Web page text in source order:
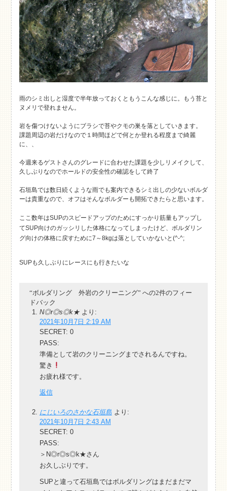
雨のシミ出しと湿度で半年放っておくともうこんな感じに。もう苔と
ヌメリで登れません。
岩を傷つけないようにブラシで苔やクモの巣を落としていきます。
課題周辺の岩だけなので１時間ほどで何とか登れる程度まで綺麗
に、、
今週来るゲストさんのグレードに合わせた課題を少しリメイクして、
久しぶりなのでホールドの安全性の確認をして終了
石垣島では数日続くような雨でも案内できるシミ出しの少ないボルダ
ーは貴重なので、オフはそんなボルダーも開拓できたらと思います。
ここ数年はSUPのスピードアップのためにすっかり筋量もアップし
てSUP向けのガッシリした体格になってしまったけど、ボルダリン
グ向けの体格に戻すために7～8kgは落としていかないと(^-^;
SUPも久しぶりにレースにも行きたいな
“ボルダリング 外岩のクリーニング” への2件のフィー
ドバック
N◎r◎s◎k★ より:
2021年10月7日 2:19 AM
SECRET: 0
PASS:
準備として岩のクリーニングまでされるんですね。
驚き
お疲れ様です。
返信
にじいろのさかな石垣島 より:
2021年10月7日 2:43 AM
SECRET: 0
PASS:
＞N◎r◎s◎k★さん
お久しぶりです。
SUPと違って石垣島ではボルダリングはまだまだマ